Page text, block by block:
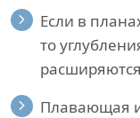
Если в
то
Плавающая